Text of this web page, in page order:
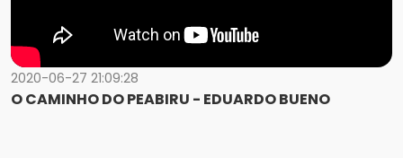
2020-06-27 21:09:28
O CAMINHO DO PEABIRU - EDUARDO BUENO